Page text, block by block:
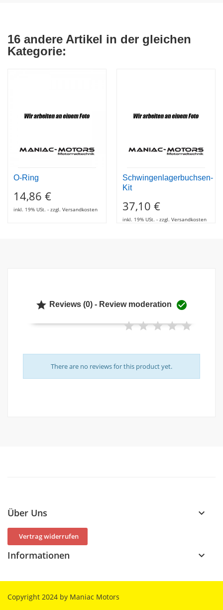
16 andere Artikel in der gleichen
Kategorie:
O-Ring
14,86 €
inkl. 19% USt. - zzgl. Versandkosten
Schwingenlagerbuchsen-
Kit
37,10 €
inkl. 19% USt. - zzgl. Versandkosten
 Reviews (0) - Review moderation 
There are no reviews for this product yet.
Über Uns keyboard_arrow_down
Vertrag widerrufen
Informationen keyboard_arrow_down
Copyright 2024 by Maniac Motors